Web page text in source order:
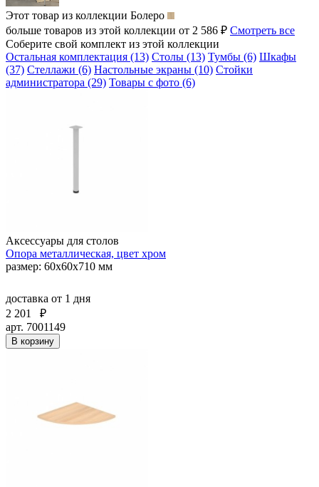
Этот товар из коллекции Болеро
больше товаров из этой коллекции от 2 586 ₽ Смотреть все
Соберите свой комплект из этой коллекции
Остальная комплектация (13) Столы (13) Тумбы (6) Шкафы
(37) Стеллажи (6) Настольные экраны (10) Стойки
администратора (29) Товары с фото (6)
Аксессуары для столов
Опора металлическая, цвет хром
размер: 60х60х710 мм
доставка от 1 дня
2 201
₽
арт. 7001149
В корзину